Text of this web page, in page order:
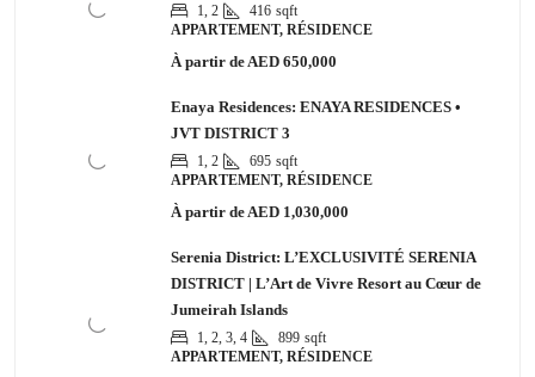
1, 2 416 sqft
APPARTEMENT, RÉSIDENCE
À partir de AED 650,000
Enaya Residences: ENAYA RESIDENCES •
JVT DISTRICT 3
1, 2 695 sqft
APPARTEMENT, RÉSIDENCE
À partir de AED 1,030,000
Serenia District: L’EXCLUSIVITÉ SERENIA
DISTRICT | L’Art de Vivre Resort au Cœur de
Jumeirah Islands
1, 2, 3, 4 899 sqft
APPARTEMENT, RÉSIDENCE